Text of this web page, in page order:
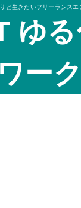
と生きたいフリーランスエ
ゆる
ワーク